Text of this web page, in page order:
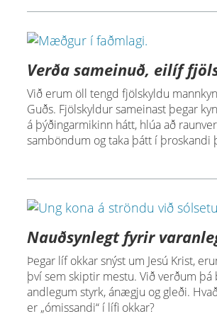
Verða sameinuð, eilíf
Við erum öll tengd fjölskyldu
Guðs. Fjölskyldur sameinast þegar
á þýðingarmikinn hátt, hlúa að
samböndum og taka þátt í þroskandi
Nauðsynlegt fyrir
Þegar líf okkar snýst um Jesú Krist,
því sem skiptir mestu. Við verðum þá
andlegum styrk, ánægju og gleði.
er „ómissandi“ í lífi okkar?